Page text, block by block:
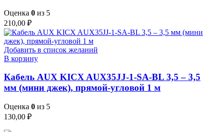
Оценка 0 из 5
210,00 ₽
Добавить в список желаний
В корзину
Кабель AUX KICX AUX35JJ-1-SA-BL 3,5 – 3,5
мм (мини джек), прямой-угловой 1 м
Оценка 0 из 5
130,00 ₽